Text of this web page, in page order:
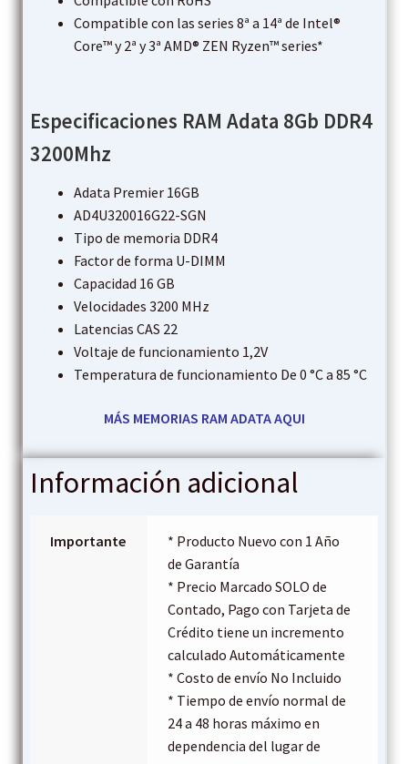
Compatible con las series 8ª a 14ª de Intel®
Core™ y 2ª y 3ª AMD® ZEN Ryzen™ series*
Especificaciones RAM Adata 8Gb DDR4
3200Mhz
Adata Premier 16GB
AD4U320016G22-SGN
Tipo de memoria DDR4
Factor de forma U-DIMM
Capacidad 16 GB
Velocidades 3200 MHz
Latencias CAS 22
Voltaje de funcionamiento 1,2V
Temperatura de funcionamiento De 0 °C a 85 °C
MÁS MEMORIAS RAM ADATA AQUI
Información adicional
Importante
* Producto Nuevo con 1 Año
de Garantía
* Precio Marcado SOLO de
Contado, Pago con Tarjeta de
Crédito tiene un incremento
calculado Automáticamente
* Costo de envío No Incluido
* Tiempo de envío normal de
24 a 48 horas máximo en
dependencia del lugar de